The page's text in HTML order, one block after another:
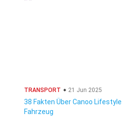
TRANSPORT 21 Jun 2025
38 Fakten Über Canoo Lifestyle
Fahrzeug